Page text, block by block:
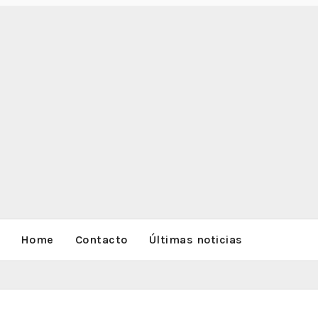
Home Contacto Últimas noticias